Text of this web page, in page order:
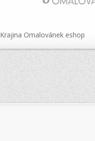
Krajina Omalovánek eshop